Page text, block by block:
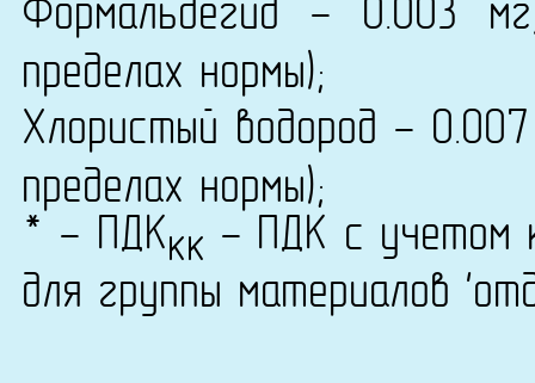
Формальдегид - 0.003
пределах нормы);
Хлористый водород -
пределах нормы);
* - ПДКкк - ПДК с учетом
для группы материалов